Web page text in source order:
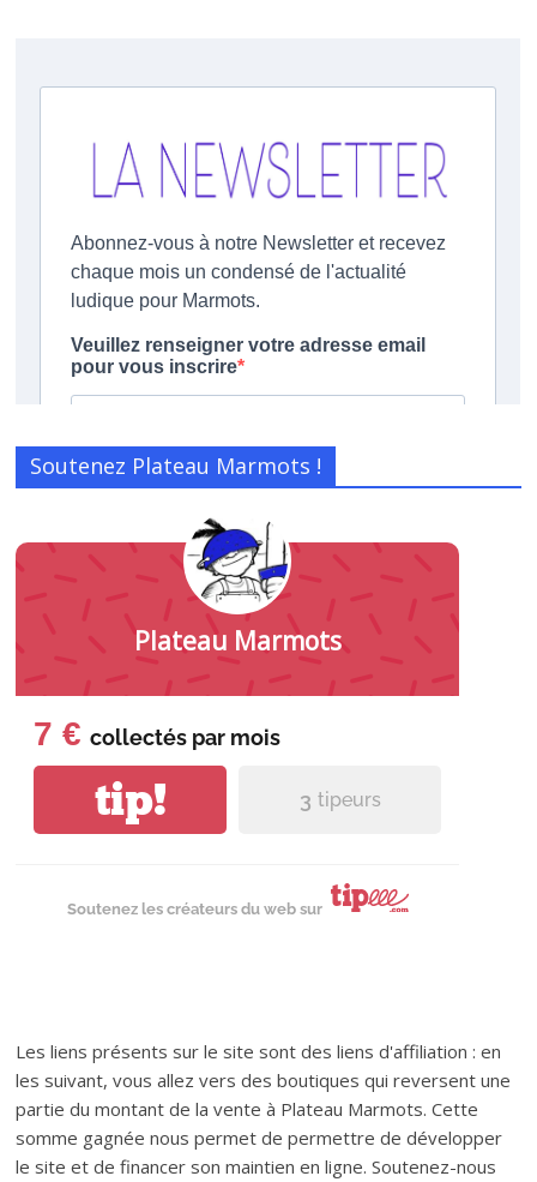
Soutenez Plateau Marmots !
Plateau Marmots
7 € collectés par mois
tip! 3 tipeurs
Soutenez les créateurs du web sur
Les liens présents sur le site sont des liens d'affiliation : en
les suivant, vous allez vers des boutiques qui reversent une
partie du montant de la vente à Plateau Marmots. Cette
somme gagnée nous permet de permettre de développer
le site et de financer son maintien en ligne. Soutenez-nous